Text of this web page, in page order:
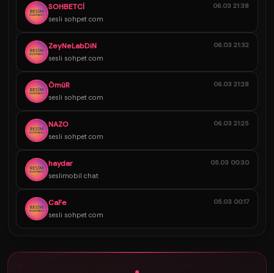
SOHBETCİ
sesli sohpet com
06.03 21:38
ZeyNeLabDiN
sesli sohpet com
06.03 21:32
ÖmüR
sesli sohpet com
06.03 21:28
NAZO
sesli sohpet com
06.03 21:25
haydar
seslimobil chat
05.03 00:30
CaFe
sesli sohpet com
05.03 00:17